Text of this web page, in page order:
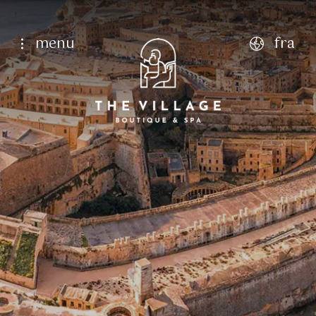
6 Aug 7 Aug
Page d'accueil
vues à couper le souffle, paix et
Qui sommes-nous
Services
Chambres
Classique Simple
Restauration
menu fra
english
italiano
français
deutsch